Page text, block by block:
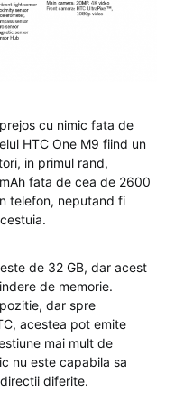
cu nimic fata de
HTC One M9 fiind un
in primul rand,
fata de cea de 2600
telefon, neputand fi
de 32 GB, dar acest
de memorie.
dar spre
acestea pot emite
mai mult de
nu este capabila sa
diferite.